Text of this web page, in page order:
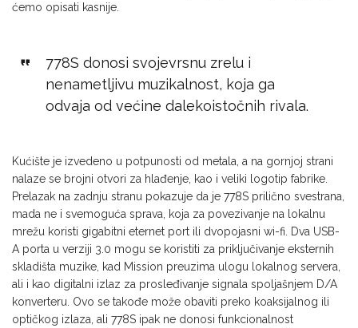
ćemo opisati kasnije.
778S donosi svojevrsnu zrelu i
nenametljivu muzikalnost, koja ga
odvaja od većine dalekoistočnih rivala.
Kućište je izvedeno u potpunosti od metala, a na gornjoj strani
nalaze se brojni otvori za hlađenje, kao i veliki logotip fabrike.
Prelazak na zadnju stranu pokazuje da je 778S prilično svestrana,
mada ne i svemoguća sprava, koja za povezivanje na lokalnu
mrežu koristi gigabitni eternet port ili dvopojasni wi-fi. Dva USB-
A porta u verziji 3.0 mogu se koristiti za priključivanje eksternih
skladišta muzike, kad Mission preuzima ulogu lokalnog servera,
ali i kao digitalni izlaz za prosleđivanje signala spoljašnjem D/A
konverteru. Ovo se takođe može obaviti preko koaksijalnog ili
optičkog izlaza, ali 778S ipak ne donosi funkcionalnost